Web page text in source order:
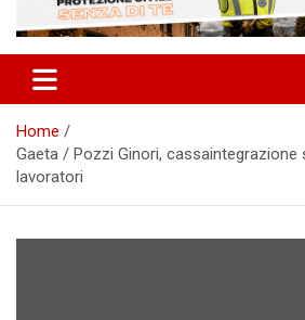
Home
Gaeta / Pozzi Ginori, cassaintegrazione
lavoratori